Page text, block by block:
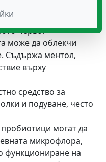
срещани симптоми
черво.
може да облекчи
Съдържа ментол,
върху
средство за
и подуване, често
могат да
микрофлора,
функциониране на